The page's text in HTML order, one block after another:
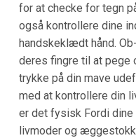
for at checke for tegn
også kontrollere dine
handskeklædt hånd.
deres fingre til at pege
trykke på din mave
med at kontrollere din
er det fysisk Fordi dine
livmoder og